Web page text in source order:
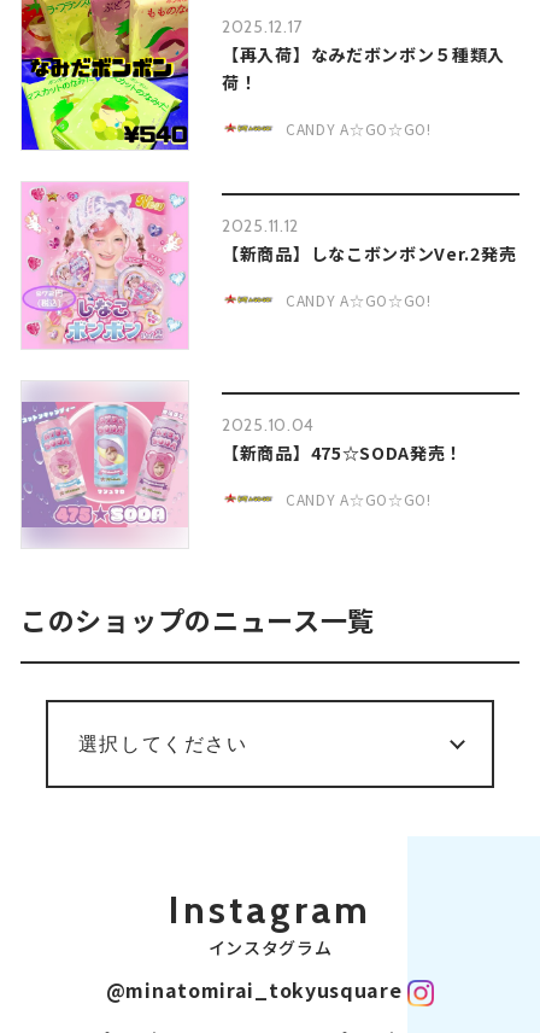
2025.12.17
【再入荷】なみだボンボン５種類入
荷！
CANDY A☆GO☆GO!
2025.11.12
【新商品】しなこボンボンVer.2発売
CANDY A☆GO☆GO!
2025.10.04
【新商品】475☆SODA発売！
CANDY A☆GO☆GO!
このショップのニュース一覧
Instagram
インスタグラム
@minatomirai_tokyusquare